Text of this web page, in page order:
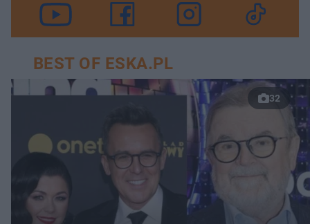
BEST OF ESKA.PL
32